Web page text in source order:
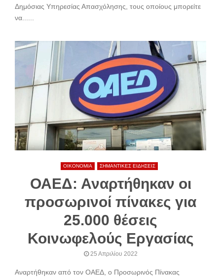
Δημόσιας Υπηρεσίας Απασχόλησης, τους οποίους μπορείτε
να......
ΟΙΚΟΝΟΜΙΑ ΣΗΜΑΝΤΙΚΕΣ ΕΙΔΗΣΕΙΣ
ΟΑΕΔ: Αναρτήθηκαν οι
προσωρινοί πίνακες για
25.000 θέσεις
Κοινωφελούς Εργασίας
25 Απριλίου 2022
Αναρτήθηκαν από τον ΟΑΕΔ, ο Προσωρινός Πίνακας